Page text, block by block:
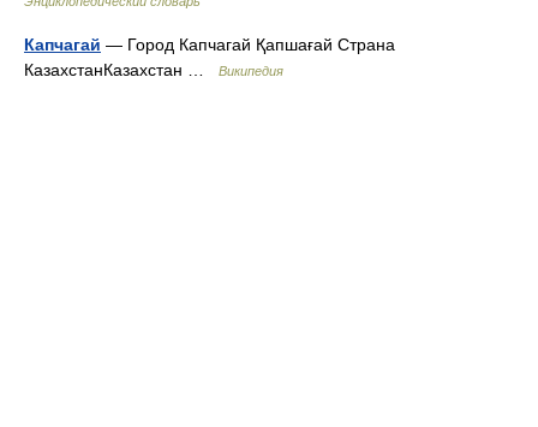
Капчагай — Город Капчагай Қапшағай Страна
КазахстанКазахстан …
Википедия